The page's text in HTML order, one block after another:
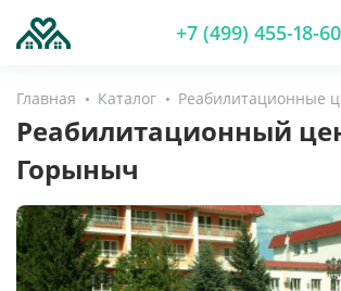
+7 (499) 455-18-60
Главная Каталог Реабилитационные
Реабилитационный
Горыныч